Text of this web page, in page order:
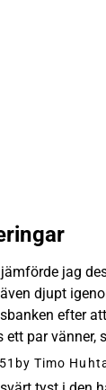
jag
djupt
efter
ett par
förvaltning
by Timo